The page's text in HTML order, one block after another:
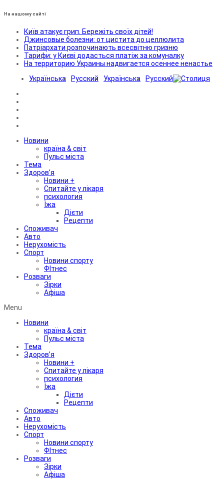
На нашому сайті
Київ атакує грип. Бережіть своїх дітей!
Джинсовые болезни: от цистита до целлюлита
Патріархати розпочинають всесвітню гризню
Тарифи: у Києві додасться платіж за комуналку
На территорию Украины надвигается осеннее ненастье
Українська
Русский Українська Русский
Новини
країна & світ
Пульс міста
Тема
Здоров’я
Новини +
Спитайте у лікаря
психология
Їжа
Дієти
Рецепти
Споживач
Авто
Нерухомість
Спорт
Новини спорту
ФІтнес
Розваги
Зірки
Афіша
Menu
Новини
країна & світ
Пульс міста
Тема
Здоров’я
Новини +
Спитайте у лікаря
психология
Їжа
Дієти
Рецепти
Споживач
Авто
Нерухомість
Спорт
Новини спорту
ФІтнес
Розваги
Зірки
Афіша